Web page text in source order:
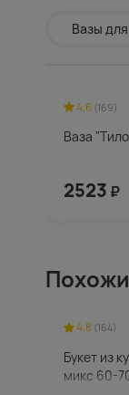
Вазы
4.6 (169)
Ваза
2523 ₽
4.8 (164)
Букет из
микс 60-